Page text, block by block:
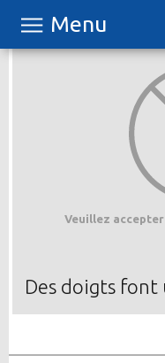
Menu
Veuillez
Des doigts font